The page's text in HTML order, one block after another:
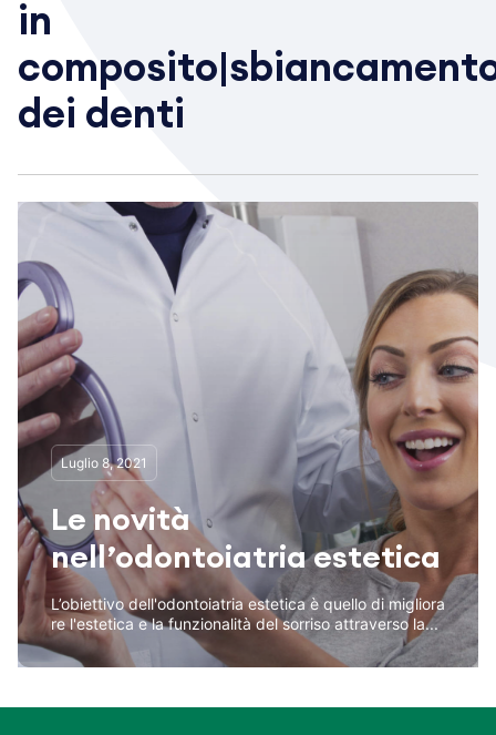
in
dei denti
Luglio 8, 2021
Le novità
nell’odontoiatria estetica
L’obiettivo dell'odontoiatria estetica è quello di migliora
re l'estetica e la funzionalità del sorriso attraverso la...